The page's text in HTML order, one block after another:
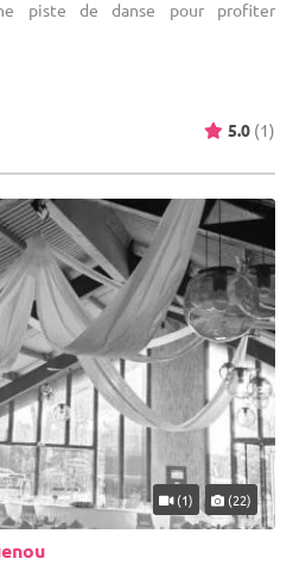
piste de danse pour profiter
5.0 (1)
(1) (22)